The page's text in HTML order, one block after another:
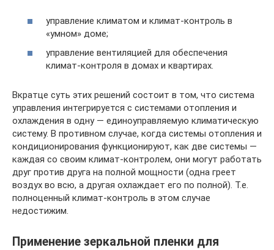
управление климатом и климат-контроль в
«умном» доме;
управление вентиляцией для обеспечения
климат-контроля в домах и квартирах.
Вкратце суть этих решений состоит в том, что система
управления интегрируется с системами отопления и
охлаждения в одну — единоуправляемую климатическую
систему. В противном случае, когда системы отопления и
кондиционирования функционируют, как две системы —
каждая со своим климат-контролем, они могут работать
друг против друга на полной мощности (одна греет
воздух во всю, а другая охлаждает его по полной). Т.е.
полноценный климат-контроль в этом случае
недостижим.
Применение зеркальной пленки для